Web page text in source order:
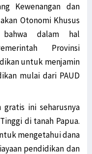
Kewenangan dan
Otonomi Khusus
bahwa dalam hal
Provinsi
untuk menjamin
mulai dari PAUD
ini seharusnya
di tanah Papua.
mengetahui dana
pendidikan dan